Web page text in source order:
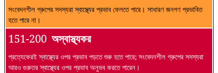
সংবেদনশীল গ্রুপের সদস্যরা স্বাস্থ্যের প্রভাব ফেলতে পারে। সাধারণ জনগণ প্রভাবিত
হতে পারে না।
151-200 অস্বাস্থ্যকর
প্রত্যেকেরই স্বাস্থ্যের ওপর প্রভাব পড়তে শুরু হতে পারে; সংবেদনশীল গ্রুপের সদস্যরা
আরও গুরুতর স্বাস্থ্যের ওপর প্রভাব অনুভব করতে পারেন।